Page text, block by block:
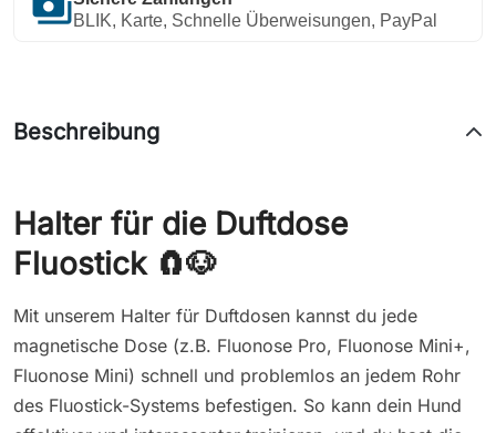
paymentsBLIK, Karte, Schnelle Überweisungen, PayPal
Beschreibung
Halter für die Duftdose
Fluostick 🧲🐶
Mit unserem Halter für Duftdosen kannst du jede
magnetische Dose (z.B. Fluonose Pro, Fluonose Mini+,
Fluonose Mini) schnell und problemlos an jedem Rohr
des Fluostick-Systems befestigen. So kann dein Hund